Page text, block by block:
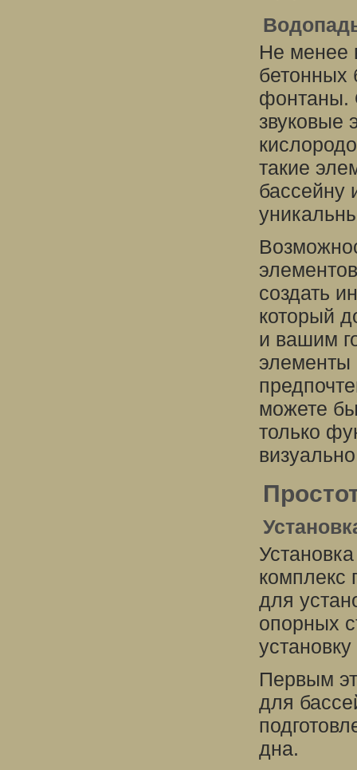
Не менее
бетонных
фонтаны.
звуковые
такие
бассейну
создать
который
и вашим
элементы
можете
только
комплекс
для
опорных
Первым
для
дна.